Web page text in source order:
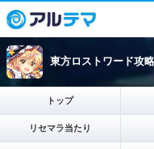
東方ロストワード攻
トップ
リセマラ当たり